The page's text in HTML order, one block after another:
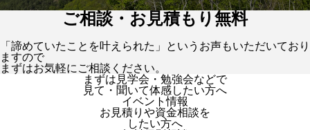
ご相談・お見積もり無料
「諦めていたことを叶えられた」というお声もいただいており
ますので
まずはお気軽にご相談ください。
まずは見学会・勉強会などで
見て・聞いて体感したい方へ
イベント情報
お見積りや資金相談を
したい方へ